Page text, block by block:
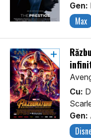
Gen:
Max
Cu:
Gen: